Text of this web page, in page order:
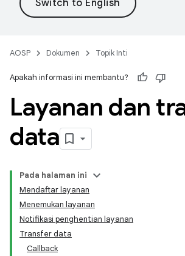
AOSP Dokumen Topik Inti
Apakah informasi ini membantu?
Layanan dan
data
Pada halaman ini
Mendaftar layanan
Menemukan layanan
Notifikasi penghentian layanan
Transfer data
Callback